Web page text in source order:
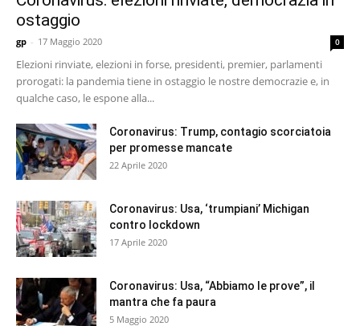
ostaggio
gp - 17 Maggio 2020 0
Elezioni rinviate, elezioni in forse, presidenti, premier, parlamenti
prorogati: la pandemia tiene in ostaggio le nostre democrazie e, in
qualche caso, le espone alla...
Coronavirus: Trump, contagio scorciatoia
per promesse mancate
22 Aprile 2020
Coronavirus: Usa, ‘trumpiani’ Michigan
contro lockdown
17 Aprile 2020
Coronavirus: Usa, “Abbiamo le prove”, il
mantra che fa paura
5 Maggio 2020